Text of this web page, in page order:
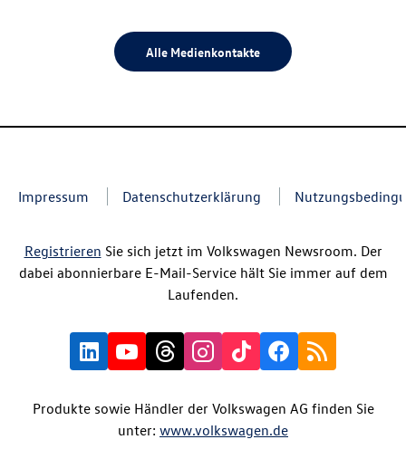
Alle Medienkontakte
Impressum Datenschutzerklärung
Registrieren Sie sich jetzt im Volkswagen Newsroom. Der
dabei abonnierbare E-Mail-Service hält Sie immer auf dem
Laufenden.
Produkte sowie Händler der Volkswagen AG finden Sie
unter: www.volkswagen.de